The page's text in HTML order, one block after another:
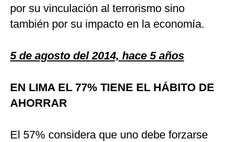
por su vinculación al terrorismo sino
también por su impacto en la economía.
5 de agosto del 2014, hace 5 años
EN LIMA EL 77% TIENE EL HÁBITO DE
AHORRAR
El 57% considera que uno debe forzarse